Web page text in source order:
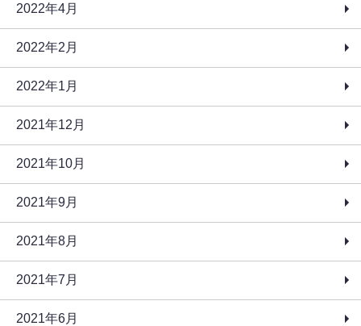
2022年4月
2022年2月
2022年1月
2021年12月
2021年10月
2021年9月
2021年8月
2021年7月
2021年6月